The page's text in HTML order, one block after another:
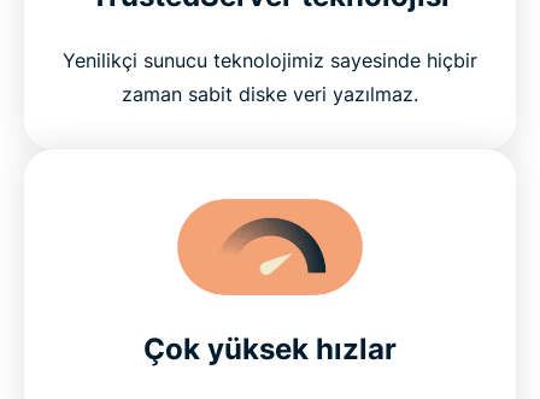
Yenilikçi sunucu teknolojimiz sayesinde hiçbir
zaman sabit diske veri yazılmaz.
Çok yüksek hızlar